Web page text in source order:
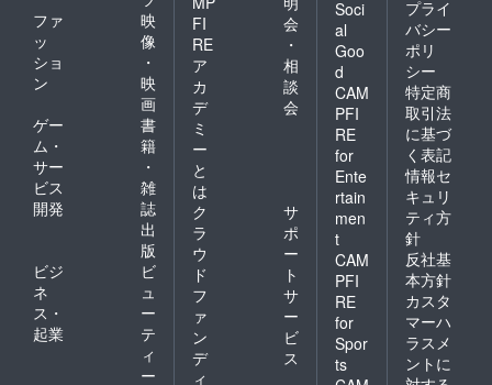
ファ
ッ
ショ
ン
映
像
・
映
画
ゲー
ム・
サー
ビス
開発
書
籍
・
雑
誌
出
版
ビジ
ネ
ス・
起業
ビ
ュ
ー
テ
ィ
ー
FI
RE
ア
カ
デ
ミ
ー
と
は
会
・
相
談
会
ク
ラ
ウ
ド
フ
ァ
ン
デ
ィ
サ
ポ
ー
ト
サ
ー
ビ
ス
Soci
al
Goo
d
CAM
PFI
RE
for
Ente
rtain
men
t
CAM
PFI
RE
for
Spor
ts
プライ
バシー
ポリ
シー
特定商
取引法
に基づ
く表記
情報セ
キュリ
ティ方
針
反社基
本方針
カスタ
マーハ
ラスメ
ントに